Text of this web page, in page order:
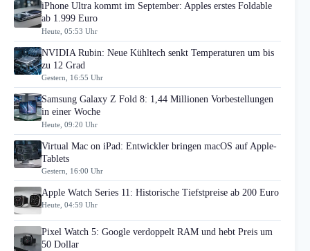
iPhone Ultra kommt im September: Apples erstes Foldable
ab 1.999 Euro
Heute, 05:53 Uhr
NVIDIA Rubin: Neue Kühltech senkt Temperaturen um bis
zu 12 Grad
Gestern, 16:55 Uhr
Samsung Galaxy Z Fold 8: 1,44 Millionen Vorbestellungen
in einer Woche
Heute, 09:20 Uhr
Virtual Mac on iPad: Entwickler bringen macOS auf Apple-
Tablets
Gestern, 16:00 Uhr
Apple Watch Series 11: Historische Tiefstpreise ab 200 Euro
Heute, 04:59 Uhr
Pixel Watch 5: Google verdoppelt RAM und hebt Preis um
50 Dollar